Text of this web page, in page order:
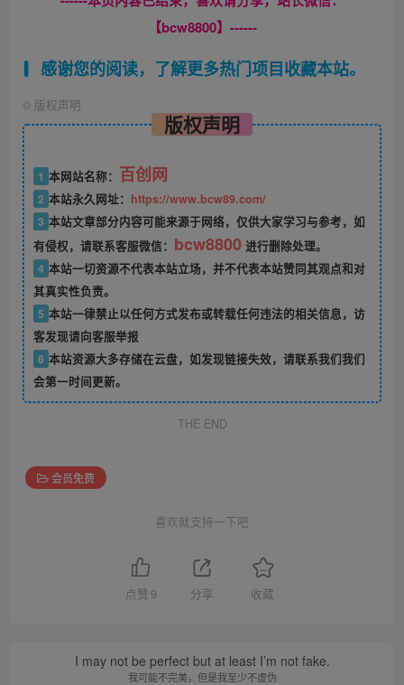
【bcw8800】------
感谢您的阅读，了解更多热门项目收藏本站。
© 版权声明
版权声明
1 本网站名称： 百创网
2 本站永久网址： https://www.bcw89.com/
3 本站文章部分内容可能来源于网络，仅供大家学习与参考，如
有侵权，请联系客服微信： bcw8800 进行删除处理。
4 本站一切资源不代表本站立场，并不代表本站赞同其观点和对
其真实性负责。
5 本站一律禁止以任何方式发布或转载任何违法的相关信息，访
客发现请向客服举报
6 本站资源大多存储在云盘，如发现链接失效，请联系我们我们
会第一时间更新。
THE END
会员免费
喜欢就支持一下吧
点赞 9 分享 收藏
I may not be perfect but at least I’m not fake.
我可能不完美，但是我至少不虚伪